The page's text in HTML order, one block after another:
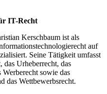
IT-Recht
Kerschbaum ist als
auf
Seine Tätigkeit umfasst
das Urheberrecht, das
Werberecht sowie das
das Wettbewerbsrecht.